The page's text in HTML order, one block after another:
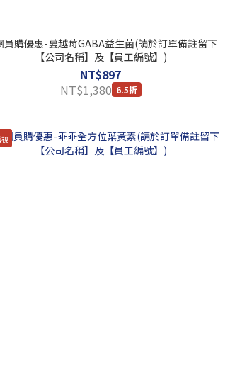
員購優惠-蔓越莓GABA益生菌(請於訂單備註留下
【公司名稱】及【員工編號】)
NT$897
NT$1,380 6.5折